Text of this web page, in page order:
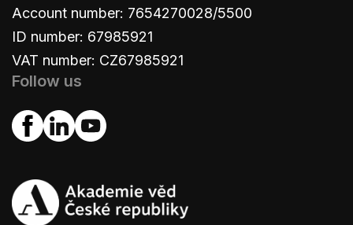
Account number: 7654270028/5500
ID number: 67985921
VAT number: CZ67985921
Follow us